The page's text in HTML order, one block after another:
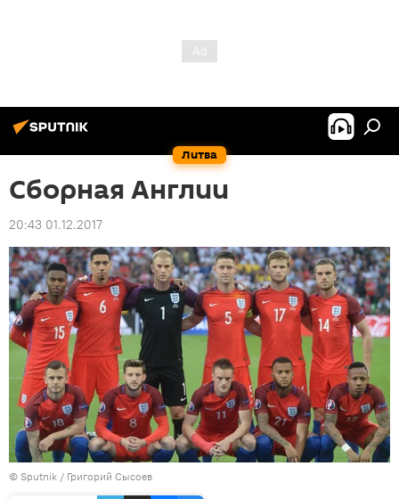
Литва
Сборная Англии
20:43 01.12.2017
© Sputnik / Григорий Сысоев